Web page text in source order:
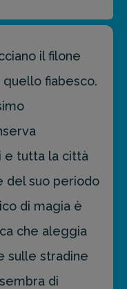
il filone
fiabesco.
e tutta la città
del suo periodo
di magia è
che aleggia
sulle stradine
di